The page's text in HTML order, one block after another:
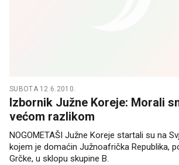
SUBOTA 12.6.2010.
Izbornik Južne Koreje: Morali
većom razlikom
NOGOMETAŠI Južne Koreje startali su na
kojem je domaćin Južnoafrička Republika,
Grčke, u sklopu skupine B.